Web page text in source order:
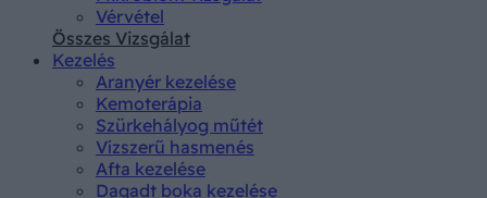
Vérvétel
Összes Vizsgálat
Kezelés
Aranyér kezelése
Kemoterápia
Szürkehályog műtét
Vízszerű hasmenés
Afta kezelése
Dagadt boka kezelése